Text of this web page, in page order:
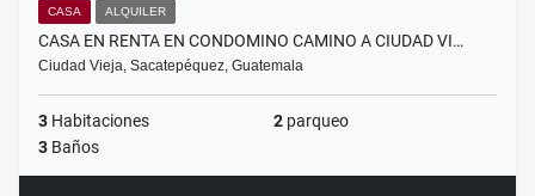
CASA ALQUILER
CASA EN RENTA EN CONDOMINO CAMINO A CIUDAD VI…
Ciudad Vieja, Sacatepéquez, Guatemala
3 Habitaciones 2 parqueo
3 Baños